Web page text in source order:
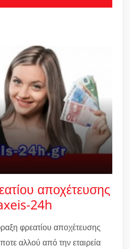
αποχέτευσης
24h
φρεατίου αποχέτευσης
αλλού από την εταιρεία